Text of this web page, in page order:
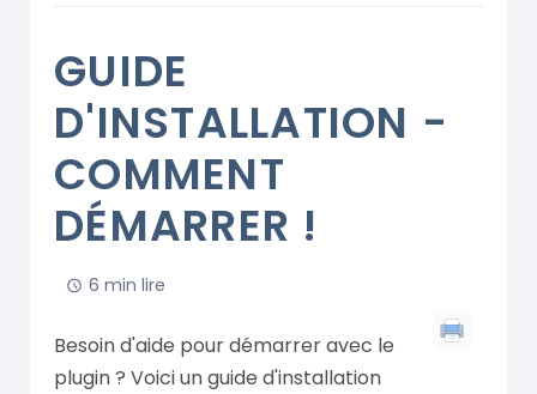
GUIDE
D'INSTALLATION -
COMMENT
DÉMARRER !
6 min lire
Besoin d'aide pour démarrer avec le
plugin ? Voici un guide d'installation